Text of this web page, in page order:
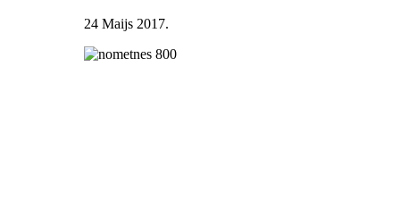
24 Maijs 2017.